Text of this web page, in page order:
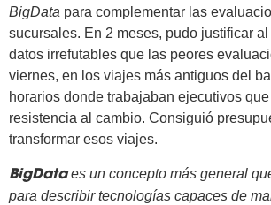
BigData para complementar las
sucursales. En 2 meses, pudo justificar
datos irrefutables que las peores
viernes, en los viajes más antiguos del
horarios donde trabajaban ejecutivos
resistencia al cambio. Consiguió
transformar esos viajes.
BigDataes un concepto más general
para describir tecnologías capaces de